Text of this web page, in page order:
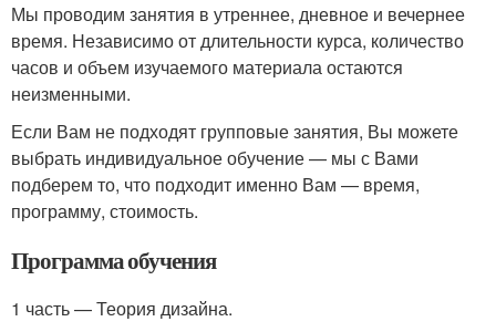
Мы проводим занятия в утреннее, дневное и вечернее
время. Независимо от длительности курса, количество
часов и объем изучаемого материала остаются
неизменными.
Если Вам не подходят групповые занятия, Вы можете
выбрать индивидуальное обучение — мы с Вами
подберем то, что подходит именно Вам — время,
программу, стоимость.
Программа обучения
1 часть — Теория дизайна.